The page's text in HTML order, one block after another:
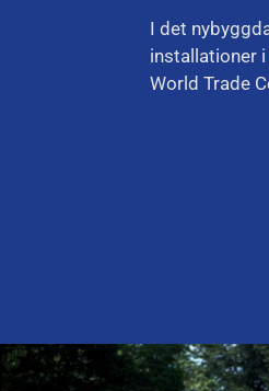
I det
installationer
World Trade